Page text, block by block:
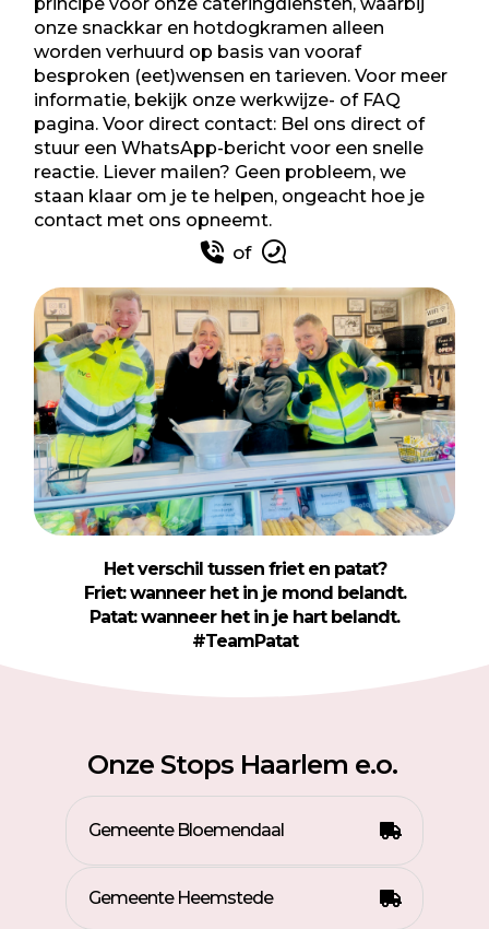
onze snackkar en hotdogkramen alleen
worden verhuurd op basis van vooraf
besproken (eet)wensen en tarieven. Voor meer
informatie, bekijk onze werkwijze- of FAQ
pagina. Voor direct contact: Bel ons direct of
stuur een WhatsApp-bericht voor een snelle
reactie. Liever mailen? Geen probleem, we
staan klaar om je te helpen, ongeacht hoe je
contact met ons opneemt.
of
Het verschil tussen friet en patat?
Friet: wanneer het in je mond belandt.
Patat: wanneer het in je hart belandt.
#TeamPatat
Onze Stops Haarlem e.o.
Gemeente Bloemendaal
Gemeente Heemstede